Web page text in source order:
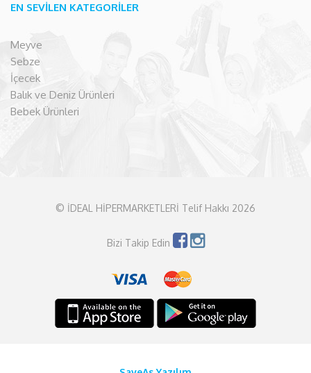
EN SEVİLEN KATEGORİLER
Meyve
Sebze
İçecek
Balık ve Deniz Ürünleri
Bebek Ürünleri
© İDEAL HİPERMARKETLERİ Telif Hakkı 2026
Bizi Takip Edin